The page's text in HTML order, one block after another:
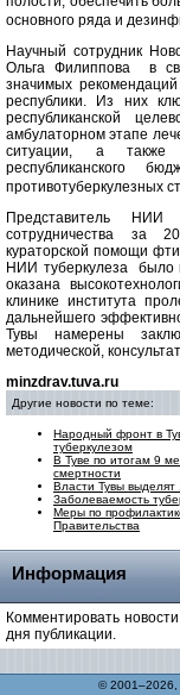
основного ряда и
Научный сотрудник
Ольга Филиппова в
значимых
республики. Из них
республиканской
амбулаторном этапе
ситуации, а также
республиканского
противотуберкулезных
Представитель НИИ
сотрудничества за
кураторской помощи
НИИ туберкулеза было
оказана
клинике института
дальнейшего
Тувы намерены
методической,
minzdrav.tuva.ru
Другие новости по теме:
Народный фронт в
туберкулезом
В Туве по итогам 9
смертности
Власти Тувы
Заболеваемость
Меры по
Правительства
Информация
Комментировать
дня публикации.
© 2001–2026,